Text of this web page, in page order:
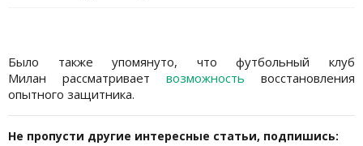
Было также упомянуто, что футбольный клуб
Милан рассматривает возможность восстановления
опытного защитника.
Не пропусти другие интересные статьи, подпишись: